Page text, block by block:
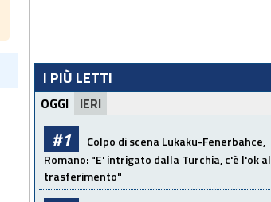
I PIÙ LETTI
OGGI IERI
#1
Colpo di scena Lukaku-Fenerbahce,
Romano: "E' intrigato dalla Turchia, c'è l'ok al
trasferimento"